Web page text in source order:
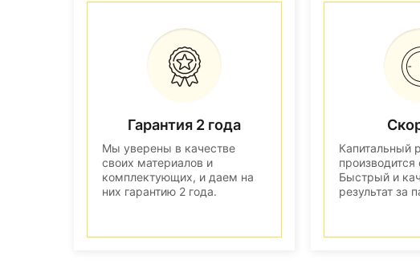
Гарантия 2 года
Мы уверены в качестве
своих материалов и
комплектующих, и даем на
них гарантию 2 года.
Капитальный
производится
Быстрый и
результат за